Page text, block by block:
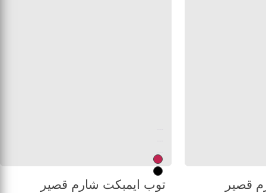
قصير
توب ايمبكت شارم قصير